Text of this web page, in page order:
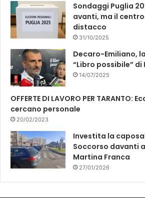
Sondaggi Puglia
avanti, ma il
distacco
31/10/2025
Decaro-Emiliano,
“Libro possibile” di
14/07/2025
OFFERTE DI LAVORO PER TARANTO:
cercano personale
20/02/2023
Investita la
Soccorso davanti
Martina Franca
27/01/2026